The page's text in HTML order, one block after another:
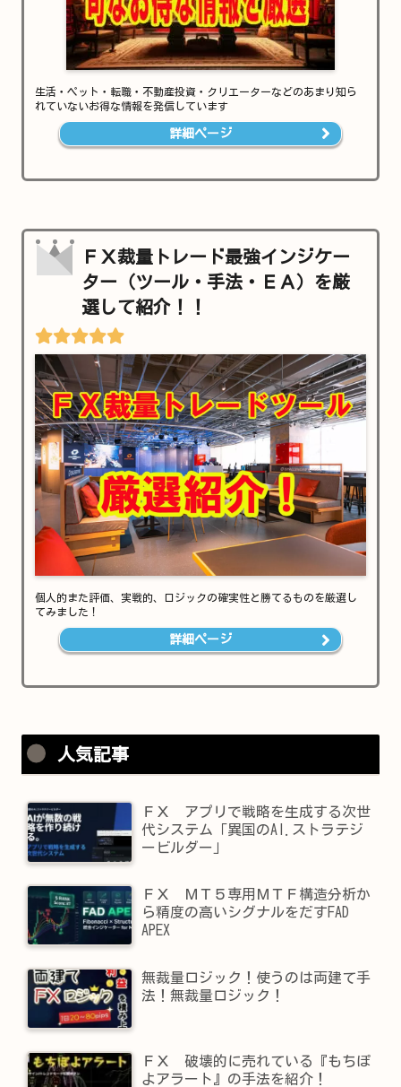
生活・ペット・転職・不動産投資・クリエーターなどのあまり知ら
れていないお得な情報を発信しています
詳細ページ
ＦＸ裁量トレード最強インジケー
ター（ツール・手法・ＥＡ）を厳
選して紹介！！
個人的また評価、実戦的、ロジックの確実性と勝てるものを厳選し
てみました！
詳細ページ
人気記事
ＦＸ アプリで戦略を生成する次世
代システム「異国のAI.ストラテジ
ービルダー」
ＦＸ ＭＴ５専用ＭＴＦ構造分析か
ら精度の高いシグナルをだすFAD
APEX
無裁量ロジック！使うのは両建て手
法！無裁量ロジック！
ＦＸ 破壊的に売れている『もちぽ
よアラート』の手法を紹介！